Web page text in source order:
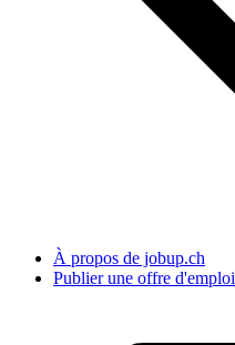
À propos de jobup.ch
Publier une offre d'emploi